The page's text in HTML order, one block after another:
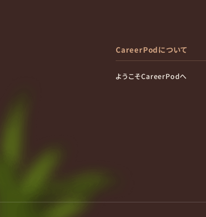
CareerPodについて
ようこそCareerPodへ